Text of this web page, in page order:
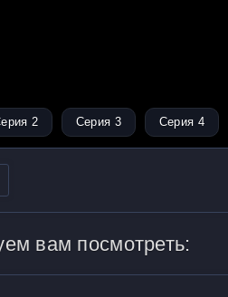
2 Серия 3 Серия 4
вам посмотреть: